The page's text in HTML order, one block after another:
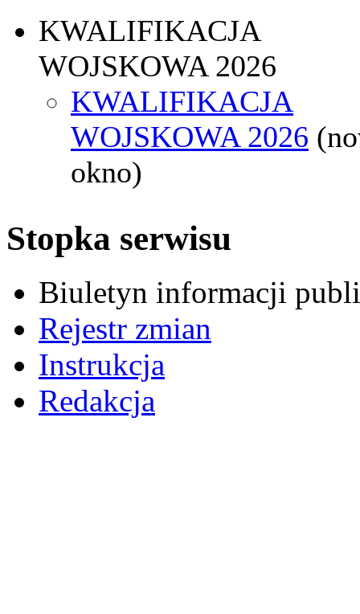
KWALIFIKACJA
WOJSKOWA 2026
KWALIFIKACJA
WOJSKOWA 2026
okno)
Stopka serwisu
Biuletyn informacji
Rejestr zmian
Instrukcja
Redakcja